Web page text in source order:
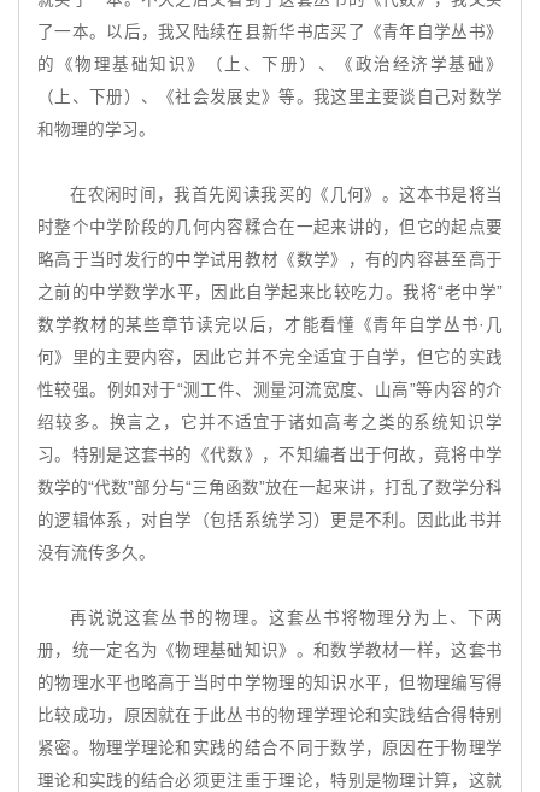
了一本。以后，我又陆续在县新华书店买了《青年自学丛书》
的《物理基础知识》（上、下册）、《政治经济学基础》
（上、下册）、《社会发展史》等。我这里主要谈自己对数学
和物理的学习。
在农闲时间，我首先阅读我买的《几何》。这本书是将当
时整个中学阶段的几何内容糅合在一起来讲的，但它的起点要
略高于当时发行的中学试用教材《数学》，有的内容甚至高于
之前的中学数学水平，因此自学起来比较吃力。我将“老中学”
数学教材的某些章节读完以后，才能看懂《青年自学丛书·几
何》里的主要内容，因此它并不完全适宜于自学，但它的实践
性较强。例如对于“测工件、测量河流宽度、山高”等内容的介
绍较多。换言之，它并不适宜于诸如高考之类的系统知识学
习。特别是这套书的《代数》，不知编者出于何故，竟将中学
数学的“代数”部分与“三角函数”放在一起来讲，打乱了数学分科
的逻辑体系，对自学（包括系统学习）更是不利。因此此书并
没有流传多久。
再说说这套丛书的物理。这套丛书将物理分为上、下两
册，统一定名为《物理基础知识》。和数学教材一样，这套书
的物理水平也略高于当时中学物理的知识水平，但物理编写得
比较成功，原因就在于此丛书的物理学理论和实践结合得特别
紧密。物理学理论和实践的结合不同于数学，原因在于物理学
理论和实践的结合必须更注重于理论，特别是物理计算，这就